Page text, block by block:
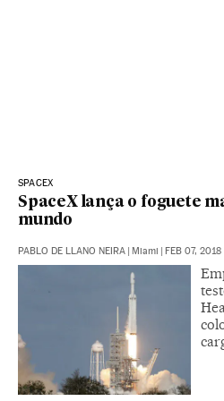
SPACEX
SpaceX lança o foguete
mundo
PABLO DE LLANO NEIRA Miami FEB 07,